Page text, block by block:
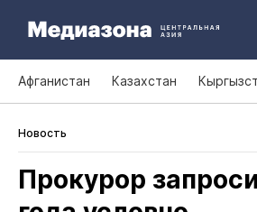
Афганистан Казахстан
Новость
Прокурор